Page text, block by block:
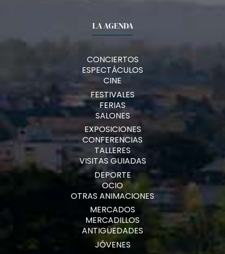
LA AGENDA
CONCIERTOS
ESPECTÁCULOS
CINE
FESTIVALES
FERIAS
SALONES
EXPOSICIONES
CONFERENCIAS
TALLERES
VISITAS GUIADAS
DEPORTE
OCIO
OTRAS ANIMACIONES
MERCADOS
MERCADILLOS
ANTIGÜEDADES
JÓVENES